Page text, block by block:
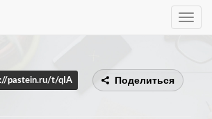
Toggle
pastein.ru/t/qIA Поделиться